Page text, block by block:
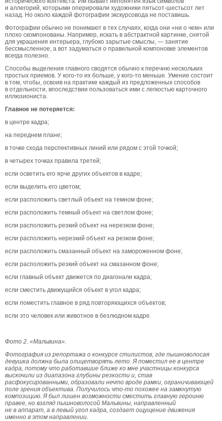
и аллегорий, которыми оперировали художники пятьсот-шестьсот лет
назад. Но около каждой фотографии экскурсовода не поставишь.
Фотографии обычно не понимают в тех случаях, когда они «ни о чем» или
плохо скомпонованы. Например, искать в абстрактной картинке, снятой
для украшения интерьера, глубоко зарытые смыслы, — занятие
бессмысленное, а вот задуматься о правильной компоновке элементов
всегда полезно.
Способы выделения главного сводятся обычно к перечню нескольких
простых приемов. У кого-то их больше, у кого-то меньше. Умение состоит
в том, чтобы, освоив на практике каждый из предложенных способов
в отдельности, впоследствии пользоваться ими с легкостью карточного
иллюзиониста.
Главное не потеряется:
в центре кадра;
на переднем плане;
в точке схода перспективных линий или рядом с этой точкой;
в четырех точках правила третей;
если осветить его ярче других объектов в кадре;
если выделить его цветом;
если расположить светлый объект на темном фоне;
если расположить темный объект на светлом фоне;
если расположить резкий объект на нерезком фоне;
если расположить нерезкий объект на резком фоне;
если расположить смазанный объект на замороженном фоне;
если расположить резкий объект на смазанном фоне;
если главный объект движется по диагонали кадра;
если сместить движущийся объект в угол кадра;
если поместить главное в ряд повторяющихся объектов;
если это человек или животное в безлюдном кадре.
Фото 2. «Мальвина».
Фотография из репортажа о конкурсе стилистов, где пышноволосая
девушка должна была олицетворять лето. Я поместил ее в центре
кадра, потому что работавшие ближе ко мне участницы конкурса
выскочили из диапазона глубины резкости и, став
расфокусированными, образовали нечто вроде рамки, ограничивающей
поле зрения объектива. Получилось что-то похожее на замкнутую
композицию. Я был лишен возможности сместить главную героиню
правее, но взгляд пышноволосой Мальвины, направленный
не в аппарат, а в левый угол кадра, создает ощущение движения
именно в этом направлении.